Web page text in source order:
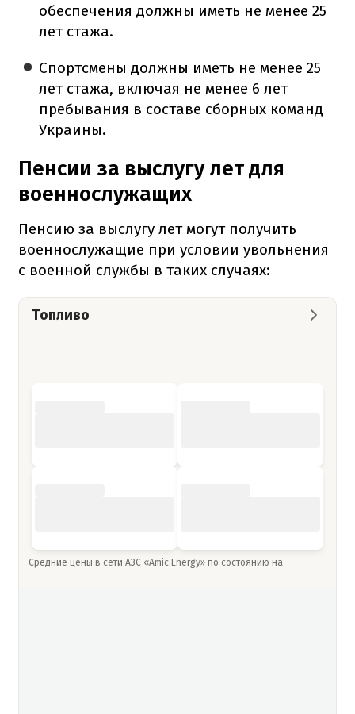
обеспечения должны иметь не менее 25
лет стажа.
Спортсмены должны иметь не менее 25
лет стажа, включая не менее 6 лет
пребывания в составе сборных команд
Украины.
Пенсии за выслугу лет для
военнослужащих
Пенсию за выслугу лет могут получить
военнослужащие при условии увольнения
с военной службы в таких случаях:
Топливо
Средние цены в сети АЗС «Amic Energy» по состоянию на